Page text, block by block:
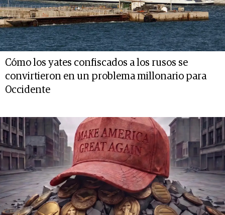
Cómo los yates confiscados a los rusos se
convirtieron en un problema millonario para
Occidente